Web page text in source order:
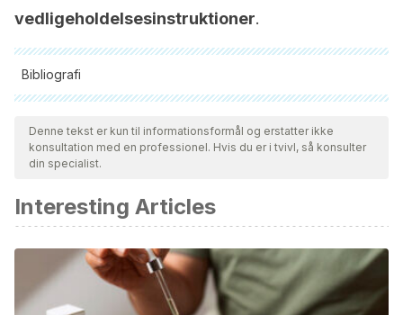
vedligeholdelsesinstruktioner.
Bibliografi
Alle citerede kilder blev grundigt gennemgået af vores team
for at sikre deres kvalitet, pålidelighed, aktualitet og validitet.
Bibliografien i denne artikel blev betragtet som pålidelig og af
Cateterismo cardíaco (para Padres) – Nemours KidsHealth.
(n.d.). Retrieved April 15, 2020, from
https://kidshealth.org/es/parents/cardiac-catheter-esp.html
Cateterismo cardíaco | Vall d’Hebron Barcelona Hospital
Campus. (n.d.). Retrieved April 15, 2020, from
Denne tekst er kun til informationsformål og erstatter ikke
konsultation med en professionel. Hvis du er i tvivl, så konsulter
din specialist.
Interesting Articles